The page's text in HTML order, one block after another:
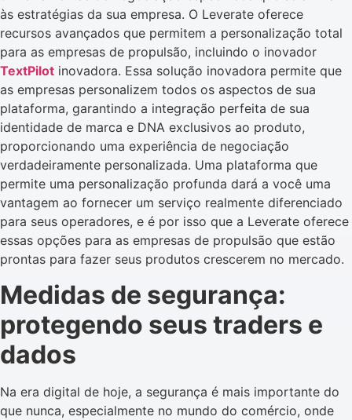
às estratégias da sua empresa. O Leverate oferece
recursos avançados que permitem a personalização total
para as empresas de propulsão, incluindo o inovador
TextPilot inovadora. Essa solução inovadora permite que
as empresas personalizem todos os aspectos de sua
plataforma, garantindo a integração perfeita de sua
identidade de marca e DNA exclusivos ao produto,
proporcionando uma experiência de negociação
verdadeiramente personalizada. Uma plataforma que
permite uma personalização profunda dará a você uma
vantagem ao fornecer um serviço realmente diferenciado
para seus operadores, e é por isso que a Leverate oferece
essas opções para as empresas de propulsão que estão
prontas para fazer seus produtos crescerem no mercado.
Medidas de segurança:
protegendo seus traders e
dados
Na era digital de hoje, a segurança é mais importante do
que nunca, especialmente no mundo do comércio, onde